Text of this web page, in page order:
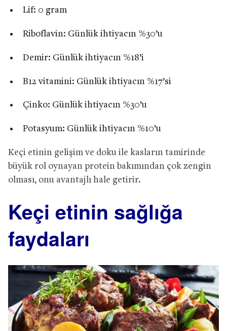
Lif: 0 gram
Riboflavin: Günlük ihtiyacın %30’u
Demir: Günlük ihtiyacın %18’i
B12 vitamini: Günlük ihtiyacın %17’si
Çinko: Günlük ihtiyacın %30’u
Potasyum: Günlük ihtiyacın %10’u
Keçi etinin gelişim ve doku ile kasların tamirinde
büyük rol oynayan protein bakımından çok zengin
olması, onu avantajlı hale getirir.
Keçi etinin sağlığa
faydaları